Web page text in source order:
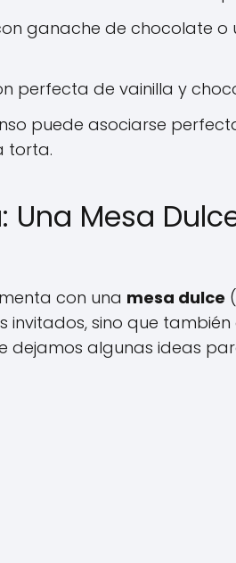
ganache de chocolate o
perfecta de vainilla y
puede asociarse
torta.
Una Mesa
con una mesa dulce
invitados, sino que
algunas ideas